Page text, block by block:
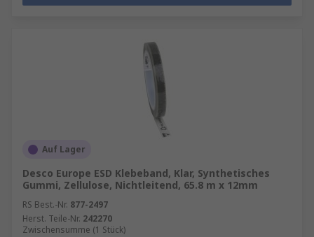
Auf Lager
Desco Europe ESD Klebeband, Klar, Synthetisches
Gummi, Zellulose, Nichtleitend, 65.8 m x 12mm
RS Best.-Nr. 877-2497
Herst. Teile-Nr. 242270
Zwischensumme (1 Stück)